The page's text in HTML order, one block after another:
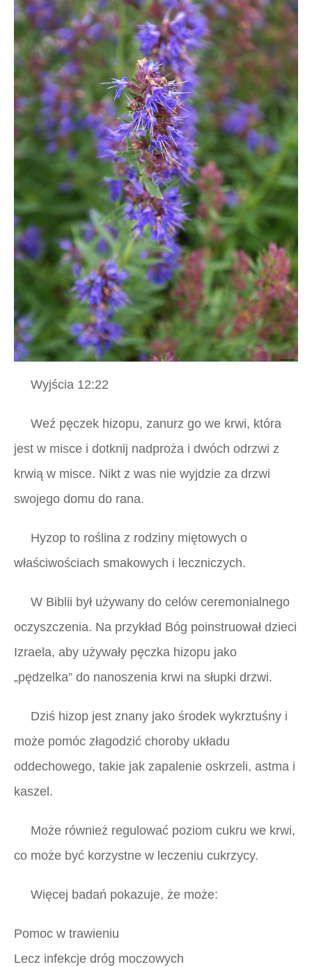
Wyjścia 12:22
Weź pęczek hizopu, zanurz go we krwi, która
jest w misce i dotknij nadproża i dwóch odrzwi z
krwią w misce. Nikt z was nie wyjdzie za drzwi
swojego domu do rana.
Hyzop to roślina z rodziny miętowych o
właściwościach smakowych i leczniczych.
W Biblii był używany do celów ceremonialnego
oczyszczenia. Na przykład Bóg poinstruował dzieci
Izraela, aby używały pęczka hizopu jako
„pędzelka” do nanoszenia krwi na słupki drzwi.
Dziś hizop jest znany jako środek wykrztuśny i
może pomóc złagodzić choroby układu
oddechowego, takie jak zapalenie oskrzeli, astma i
kaszel.
Może również regulować poziom cukru we krwi,
co może być korzystne w leczeniu cukrzycy.
Więcej badań pokazuje, że może:
Pomoc w trawieniu
Lecz infekcje dróg moczowych